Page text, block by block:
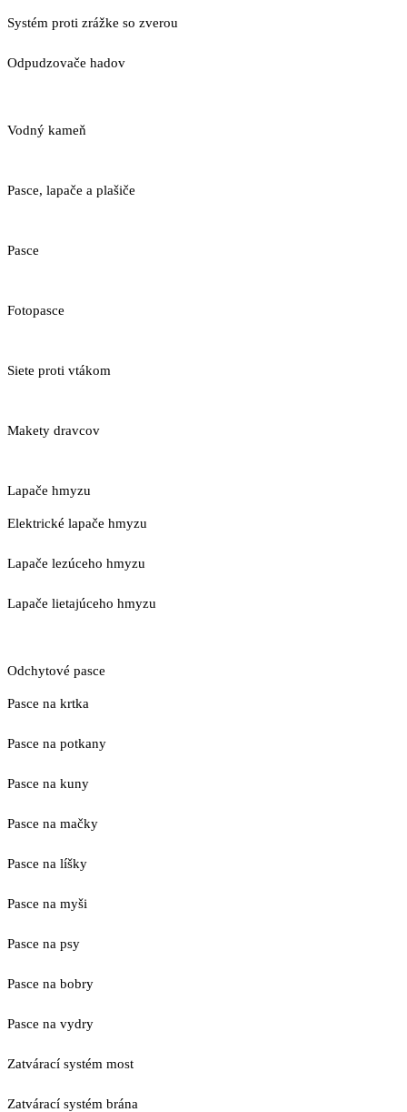
Systém proti zrážke so zverou
Odpudzovače hadov
Vodný kameň
Pasce, lapače a plašiče
Pasce
Fotopasce
Siete proti vtákom
Makety dravcov
Lapače hmyzu
Elektrické lapače hmyzu
Lapače lezúceho hmyzu
Lapače lietajúceho hmyzu
Odchytové pasce
Pasce na krtka
Pasce na potkany
Pasce na kuny
Pasce na mačky
Pasce na líšky
Pasce na myši
Pasce na psy
Pasce na bobry
Pasce na vydry
Zatvárací systém most
Zatvárací systém brána